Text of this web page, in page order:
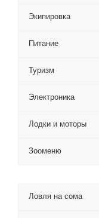
Экипировка
Питание
Туризм
Электроника
Лодки и моторы
Зооменю
Ловля на сома